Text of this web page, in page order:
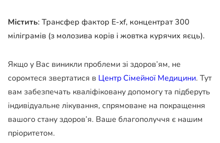
Містить: Трансфер фактор Е-xf, концентрат 300
міліграмів (з молозива корів і жовтка курячих яєць).
Якщо у Вас виникли проблеми зі здоров’ям, не
соромтеся звертатися в Центр Сімейної Медицини. Тут
вам забезпечать кваліфіковану допомогу та підберуть
індивідуальне лікування, спрямоване на покращення
вашого стану здоров’я. Ваше благополуччя є нашим
пріоритетом.